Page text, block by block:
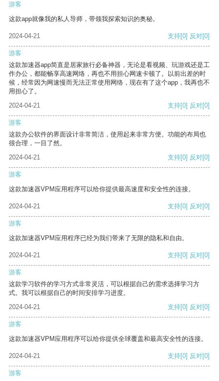
游客
这款app就像我的私人导师，带领我探索知识的奥秘。
2024-04-21 支持[0] 反对[0]
游客
这款加速器app简直是居家旅行必备神器，无论是看视频、玩游戏还是工
作办公，都能畅享高速网络，再也不用担心网速卡顿了。以前出差的时
候，经常因为网速慢而无法正常使用网络，现在有了这个app，我再也不
用担心了。
2024-04-21
支持[0] 反对[0]
游客
这款办公软件的界面设计非常简洁，使用起来非常方便。功能的布局也
很合理，一目了然。
2024-04-21
支持[0] 反对[0]
游客
这款加速器VPM应用程序可以给你提供最高速度和安全性的连接。
2024-04-21 支持[0] 反对[0]
游客
这款加速器VPM应用程序已经为我们带来了无限的隐私和自由。
2024-04-21 支持[0] 反对[0]
游客
这款学习软件的学习方式非常灵活，可以根据自己的需求选择学习方
式。我可以根据自己的时间安排学习进度。
2024-04-21
支持[0] 反对[0]
游客
这款加速器VPM应用程序可以给你提供全球覆盖和最高安全性的连接。
2024-04-21 支持[0] 反对[0]
游客